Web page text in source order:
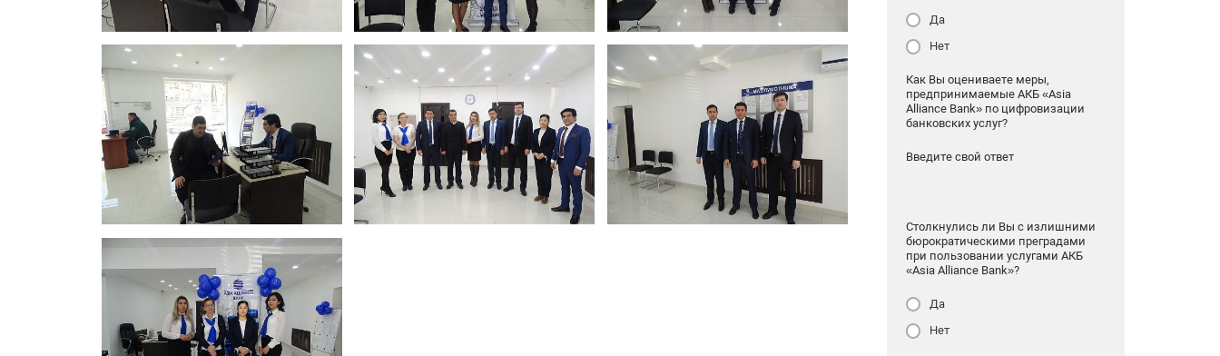
Да
Нет
Как Вы оцениваете меры,
предпринимаемые АКБ «Asia
Alliance Bank» по цифровизации
банковских услуг?
Введите свой ответ
Столкнулись ли Вы с излишними
бюрократическими преградами
при пользовании услугами АКБ
«Asia Alliance Bank»?
Да
Нет